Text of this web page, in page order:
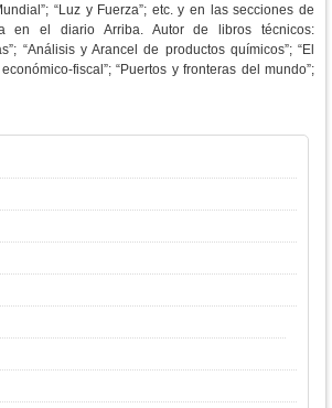
“Luz y Fuerza”; etc. y en las secciones de
en el diario Arriba. Autor de libros técnicos:
“Análisis y Arancel de productos químicos”; “El
fiscal”; “Puertos y fronteras del mundo”;